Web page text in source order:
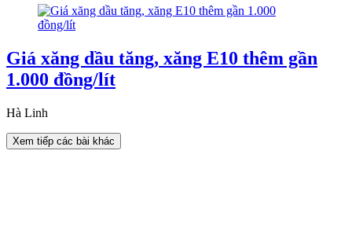
Giá xăng dầu tăng, xăng E10 thêm gần
1.000 đồng/lít
Hà Linh
Xem tiếp các bài khác